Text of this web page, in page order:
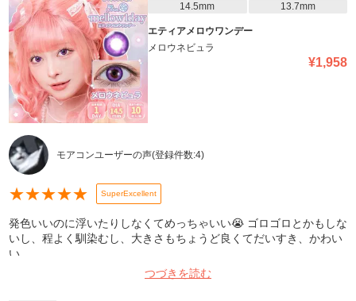
14.5mm
13.7mm
エティアメロウワンデー
メロウネビュラ
¥1,958
モアコンユーザーの声(登録件数:4)
★★★★★ SuperExcellent
発色いいのに浮いたりしなくてめっちゃいい😭 ゴロゴロとかもしな
いし、程よく馴染むし、大きさもちょうど良くてだいすき、かわい
い。
つづきを読む